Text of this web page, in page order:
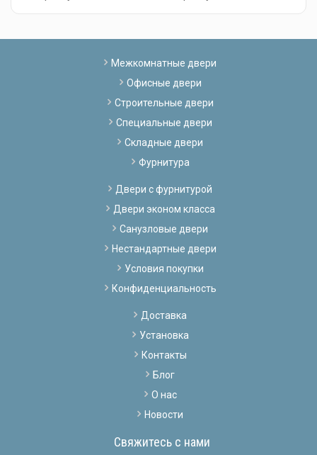
Межкомнатные двери
Офисные двери
Строительные двери
Специальные двери
Складные двери
Фурнитура
Двери с фурнитурой
Двери эконом класса
Санузловые двери
Нестандартные двери
Условия покупки
Конфиденциальность
Доставка
Установка
Контакты
Блог
О нас
Новости
Свяжитесь с нами